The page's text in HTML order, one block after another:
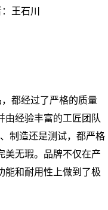
王石川
都经过了严格的质量
由经验丰富的工匠团队
制造还是测试，都严格
美无瑕。品牌不仅在产
能和耐用性上做到了极